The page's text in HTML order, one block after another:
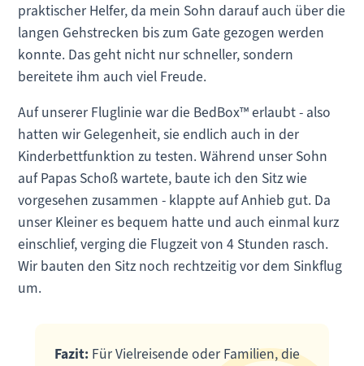
praktischer Helfer, da mein Sohn darauf auch über die
langen Gehstrecken bis zum Gate gezogen werden
konnte. Das geht nicht nur schneller, sondern
bereitete ihm auch viel Freude.
Auf unserer Fluglinie war die BedBox™ erlaubt - also
hatten wir Gelegenheit, sie endlich auch in der
Kinderbettfunktion zu testen. Während unser Sohn
auf Papas Schoß wartete, baute ich den Sitz wie
vorgesehen zusammen - klappte auf Anhieb gut. Da
unser Kleiner es bequem hatte und auch einmal kurz
einschlief, verging die Flugzeit von 4 Stunden rasch.
Wir bauten den Sitz noch rechtzeitig vor dem Sinkflug
um.
Fazit: Für Vielreisende oder Familien, die